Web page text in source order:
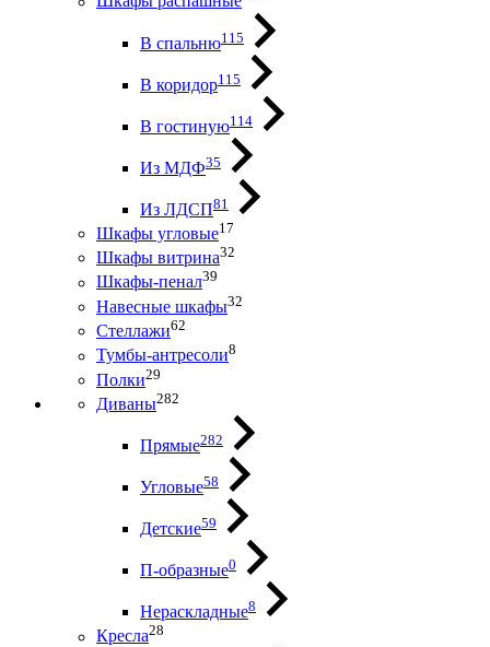
В спальню115
В коридор115
В гостиную114
Из МДФ35
Из ЛДСП81
Шкафы угловые17
Шкафы витрина32
Шкафы-пенал39
Навесные шкафы32
Стеллажи62
Тумбы-антресоли8
Полки29
Диваны282
Прямые282
Угловые58
Детские59
П-образные0
Нераскладные8
Кресла28